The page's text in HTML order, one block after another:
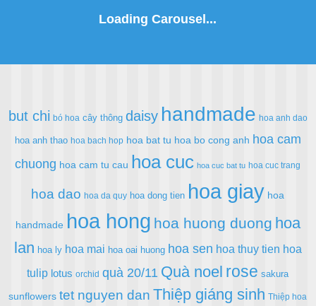
but chi bó hoa cây thông daisy handmade hoa anh dao
hoa anh thao hoa bach hop hoa bat tu hoa bo cong anh hoa cam
chuong hoa cam tu cau hoa cuc hoa cuc bat tu hoa cuc trang
hoa dao hoa da quy hoa dong tien hoa giay hoa
handmade hoa hong hoa huong duong hoa
lan hoa ly hoa mai hoa oai huong hoa sen hoa thuy tien hoa
tulip lotus orchid quà 20/11 Quà noel rose sakura
sunflowers tet nguyen dan Thiệp giáng sinh Thiệp hoa